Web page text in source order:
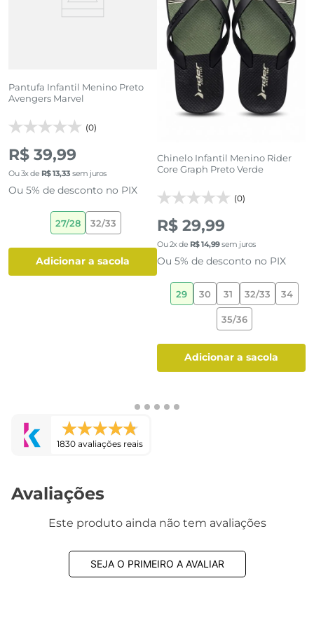
Pantufa Infantil Menino Preto
Avengers Marvel
(0)
R$ 39,99
Ou3x de R$13,33 sem juros
Ou 5% de desconto no PIX
27/28 32/33
adicionar a sacola
Chinelo Infantil Menino Rider
Core Graph Preto Verde
(0)
R$ 29,99
Ou2x de R$14,99sem juros
Ou 5% de desconto no PIX
29 30 31 32/33 34
35/36
adicionar a sacola
1830 avaliações reais
Avaliações
Este produto ainda não tem avaliações
SEJA O PRIMEIRO A AVALIAR